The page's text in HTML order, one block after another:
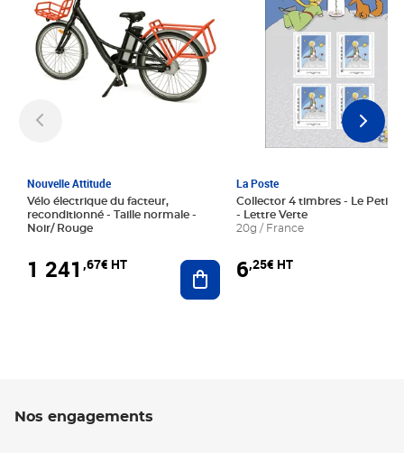
Nouvelle Attitude
Vélo électrique du facteur,
reconditionné - Taille normale -
Noir/ Rouge
1 241 ,67€ HT Ajouter au panier
La Poste
Collector 4 timbres - Le Petit
- Lettre Verte
20g / France
6,25€ HT
Nos engagements